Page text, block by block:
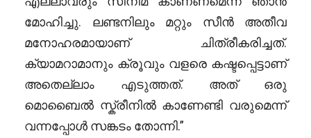
മോഹിച്ചു. ലണ്ടനിലും മറ്റും സീൻ അതീവ
മനോഹരമായാണ് ചിത്രീകരിച്ചത്.
ക്യാമറാമാനും ക്രൂവും വളരെ കഷ്ടപ്പെട്ടാണ്
അതെല്ലാം എടുത്തത്. അത് ഒരു
മൊബൈൽ സ്ക്രീനിൽ കാണേണ്ടി വരുമെന്ന്
വന്നപ്പോൾ സങ്കടം തോന്നി.”